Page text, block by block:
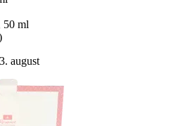
50 ml
august